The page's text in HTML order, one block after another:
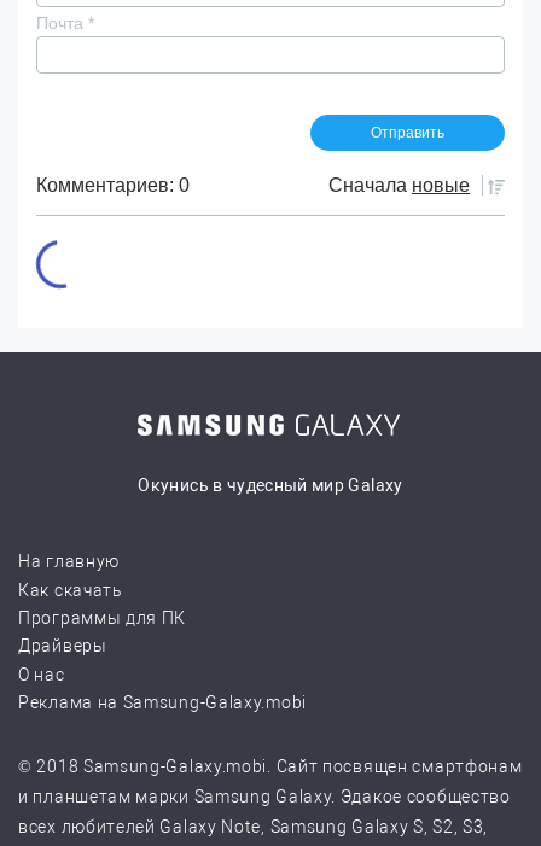
Почта *
Комментариев: 0 Сначала новые
Окунись в чудесный мир Galaxy
На главную
Как скачать
Программы для ПК
Драйверы
О нас
Реклама на Samsung-Galaxy.mobi
© 2018 Samsung-Galaxy.mobi. Сайт посвящен смартфонам
и планшетам марки Samsung Galaxy. Эдакое сообщество
всех любителей Galaxy Note, Samsung Galaxy S, S2, S3,